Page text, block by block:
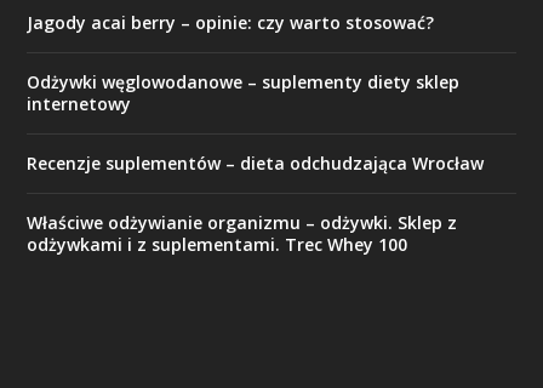
Jagody acai berry – opinie: czy warto stosować?
Odżywki węglowodanowe – suplementy diety sklep
internetowy
Recenzje suplementów – dieta odchudzająca Wrocław
Właściwe odżywianie organizmu – odżywki. Sklep z
odżywkami i z suplementami. Trec Whey 100